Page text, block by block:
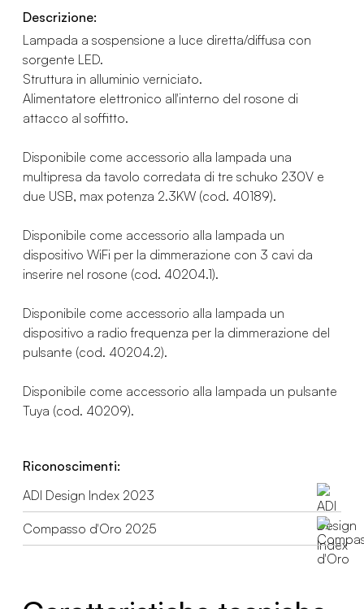
Descrizione:
Lampada a sospensione a luce diretta/diffusa con
sorgente LED.
Struttura in alluminio verniciato.
Alimentatore elettronico all'interno del rosone di
attacco al soffitto.
Disponibile come accessorio alla lampada una
multipresa da tavolo corredata di tre schuko 230V e
due USB, max potenza 2.3KW (cod. 40189).
Disponibile come accessorio alla lampada un
dispositivo WiFi per la dimmerazione con 3 cavi da
inserire nel rosone (cod. 40204.1).
Disponibile come accessorio alla lampada un
dispositivo a radio frequenza per la dimmerazione del
pulsante (cod. 40204.2).
Disponibile come accessorio alla lampada un pulsante
Tuya (cod. 40209).
Riconoscimenti:
ADI Design Index 2023
Compasso d'Oro 2025